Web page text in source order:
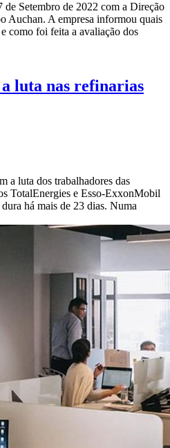
de Setembro de 2022 com a Direção
Auchan. A empresa informou quais
como foi feita a avaliação dos
luta nas refinarias
a luta dos trabalhadores das
TotalEnergies e Esso-ExxonMobil
há mais de 23 dias. Numa